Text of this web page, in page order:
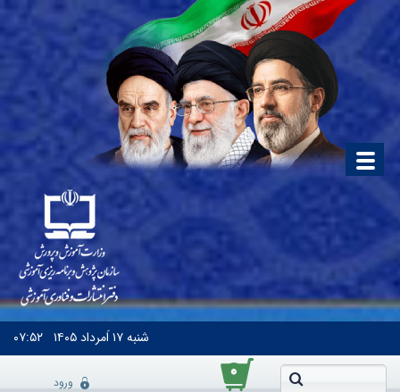
شنبه۱۷ اَمرداد ۱۴۰۵ ۰۷:۵۲
۰
ورود